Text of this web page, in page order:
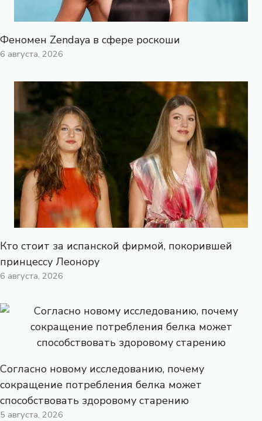
Феномен Zendaya в сфере роскоши
6 августа, 2026
Кто стоит за испанской фирмой, покорившей
принцессу Леонору
6 августа, 2026
Согласно новому исследованию, почему
сокращение потребления белка может
способствовать здоровому старению
5 августа, 2026